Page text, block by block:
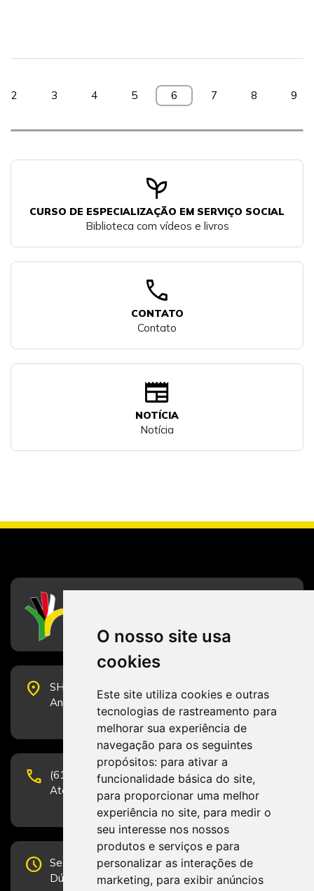
O nosso site usa
cookies
Este site utiliza cookies e outras
tecnologias de rastreamento para
melhorar sua experiência de
navegação para os seguintes
propósitos: para ativar a
funcionalidade básica do site,
para proporcionar uma melhor
experiência no site, para medir o
seu interesse nos nossos
produtos e serviços e para
personalizar as interações de
marketing, para exibir anúncios
2 3 4 5 6 7 8 9
psychiatry
CURSO DE ESPECIALIZAÇÃO EM SERVIÇO SOCIAL
Biblioteca com vídeos e livros
call
CONTATO
Contato
newspaper
NOTÍCIA
Notícia
place
SHS Quadra 6, Bloco E, Complexo Brasil 21, 20º
Andar, Sala 2001 - CEP 70322-915 - Brasília/DF
phone
(61) 3223-1652 e (61) 98131-3801.
Atendimento por telefone em horário comercial
schedule Segunda-feira a Sexta-feira de 12h às 19h.
Dúvidas e sugestões pelo Fale Conosco.